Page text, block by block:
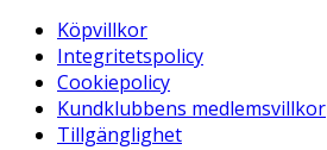
Köpvillkor
Integritetspolicy
Cookiepolicy
Kundklubbens medlemsvillkor
Tillgänglighet